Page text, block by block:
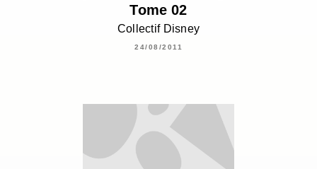
Tome 02
Collectif Disney
24/08/2011